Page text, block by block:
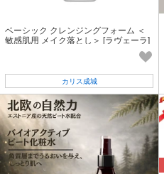
ベーシック クレンジングフォーム ＜
敏感肌用 メイク落とし＞ [ラヴェーラ]
カリス成城